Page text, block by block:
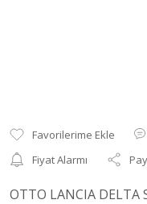
Fiyat Alarmı
OTTO LANCIA DELTA